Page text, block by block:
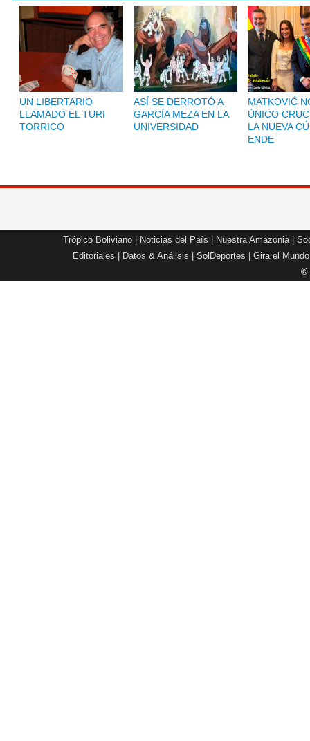
UN LIBERTARIO
LLAMADO EL TURI
TORRICO
ASÍ SE DERROTÓ A
GARCÍA MEZA EN LA
UNIVERSIDAD
MATKOVIĆ
ÚNICO
LA NUEVA
ENDE
Trópico Boliviano Noticias del País Nuestra Amazonia|
Editoriales
Datos & Análisis SolDeportes Gira el Mundo
©